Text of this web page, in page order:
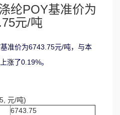
纶POY基准价为
元/吨
准价为6743.75元/吨，与本
涨了0.19%。
元/吨)
6743.75